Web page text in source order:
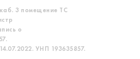
3 помещение ТС
о
УНП 193635857.